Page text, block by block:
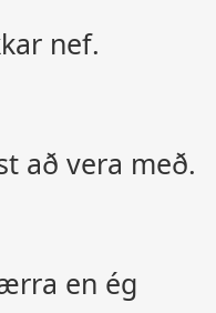
nef.
að vera með.
en ég